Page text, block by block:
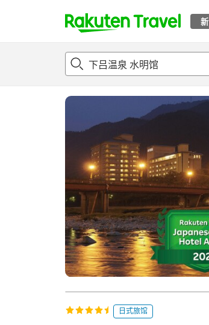
新
t
p
a
r
c
h
概况 客房及住宿套餐评论
日式旅馆